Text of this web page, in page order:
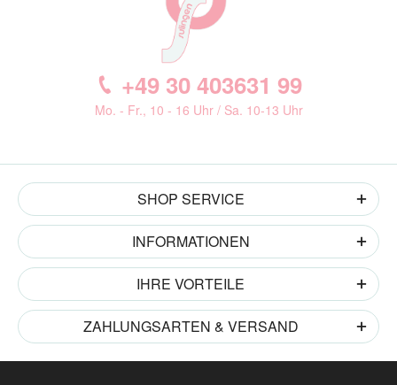
+49 30 403631 99
Mo. - Fr., 10 - 16 Uhr / Sa. 10-13 Uhr
SHOP SERVICE
INFORMATIONEN
IHRE VORTEILE
ZAHLUNGSARTEN & VERSAND